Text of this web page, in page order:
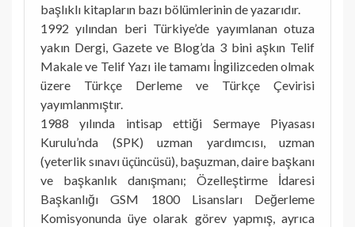
başlıklı kitapların bazı bölümlerinin de yazarıdır.
1992 yılından beri Türkiye’de yayımlanan otuza
yakın Dergi, Gazete ve Blog’da 3 bini aşkın Telif
Makale ve Telif Yazı ile tamamı İngilizceden olmak
üzere Türkçe Derleme ve Türkçe Çevirisi
yayımlanmıştır.
1988 yılında intisap ettiği Sermaye Piyasası
Kurulu’nda (SPK) uzman yardımcısı, uzman
(yeterlik sınavı üçüncüsü), başuzman, daire başkanı
ve başkanlık danışmanı; Özelleştirme İdaresi
Başkanlığı GSM 1800 Lisansları Değerleme
Komisyonunda üye olarak görev yapmış, ayrıca